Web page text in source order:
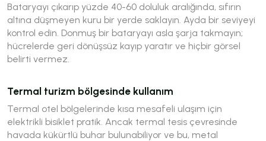
Bataryayı çıkarıp yüzde 40-60 doluluk aralığında, sıfırın
altına düşmeyen kuru bir yerde saklayın. Ayda bir seviyeyi
kontrol edin. Donmuş bir bataryayı asla şarja takmayın;
hücrelerde geri dönüşsüz kayıp yaratır ve hiçbir görsel
belirti vermez.
Termal turizm bölgesinde kullanım
Termal otel bölgelerinde kısa mesafeli ulaşım için
elektrikli bisiklet pratik. Ancak termal tesis çevresinde
havada kükürtlü buhar bulunabiliyor ve bu, metal